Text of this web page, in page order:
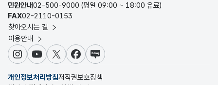
민원안내02-500-9000 (평일 09:00 ~ 18:00 유료)
FAX02-2110-0153
찾아오시는 길
이용안내
인스타그램
유튜브X 페이스북
블로그
개인정보처리방침저작권보호정책